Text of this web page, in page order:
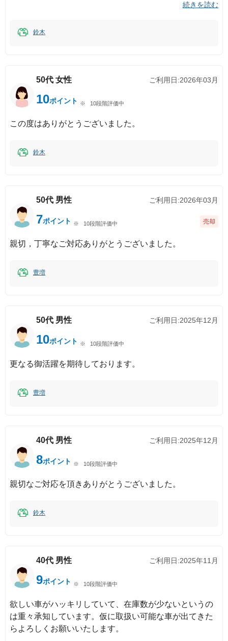
続きを読む
鈴木
50代 女性 ご利用日:2026年03月
10ポイント 10段階評価中
この度はありがとうございました。
鈴木
50代 男性 ご利用日:2026年03月
7ポイント 10段階評価中 売却
親切，丁寧なご対応ありがとうございました。
豊増
50代 男性 ご利用日:2025年12月
10ポイント 10段階評価中
更なる御活躍を期待しております。
豊増
40代 男性 ご利用日:2025年12月
8ポイント 10段階評価中
親切なご対応を頂きありがとうございました。
鈴木
40代 男性 ご利用日:2025年11月
9ポイント 10段階評価中
欲しい車がハッキリしていて、在庫数が少ないというの
は重々承知しています。仮に取扱い可能な車が出てきた
らよろしくお願いいたします。